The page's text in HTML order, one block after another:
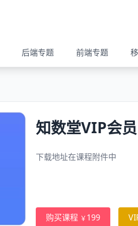
后端专题 前端专题
知数堂VIP会员
下载地址在课程附件中
购买课程 ￥ 199